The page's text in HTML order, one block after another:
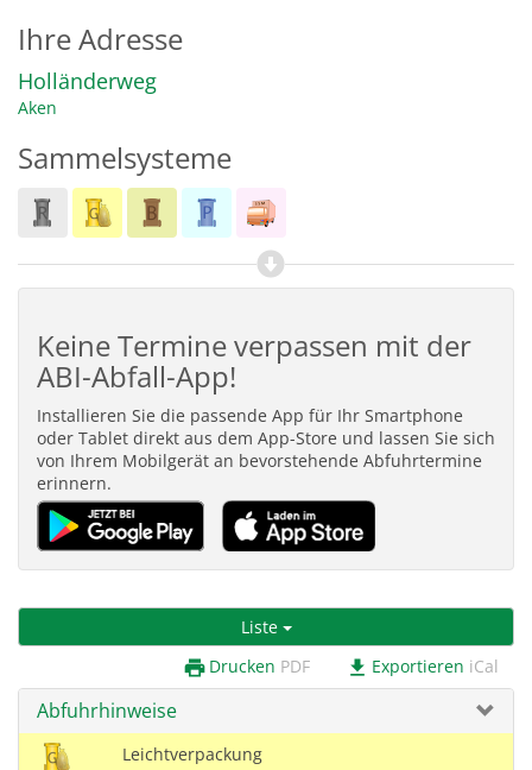
Ihre Adresse
Holländerweg
Aken
Sammelsysteme
Keine Termine verpassen mit der
ABI-Abfall-App!
Installieren Sie die passende App für Ihr Smartphone
oder Tablet direkt aus dem App-Store und lassen Sie sich
von Ihrem Mobilgerät an bevorstehende Abfuhrtermine
erinnern.
Liste
print Drucken PDF download Exportieren iCal
Abfuhrhinweise
Leichtverpackung